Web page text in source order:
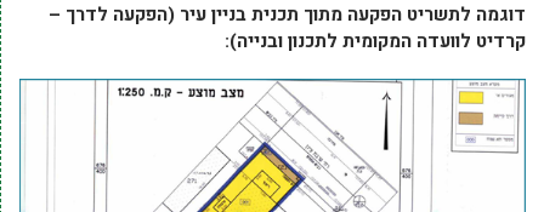
דוגמה לתשריט הפקעה מתוך תכנית בניין עיר (הפקעה לדרך –
קרדיט לוועדה המקומית לתכנון ובנייה):